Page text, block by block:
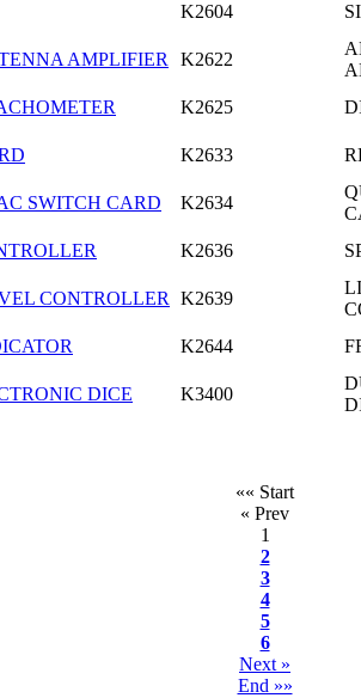
K2604
AMPLIFIER K2622
K2625
K2633
SWITCH CARD K2634
K2636
CONTROLLER K2639
K2644
DICE K3400
«« Start
« Prev
1
2
3
4
5
6
Next »
End »»